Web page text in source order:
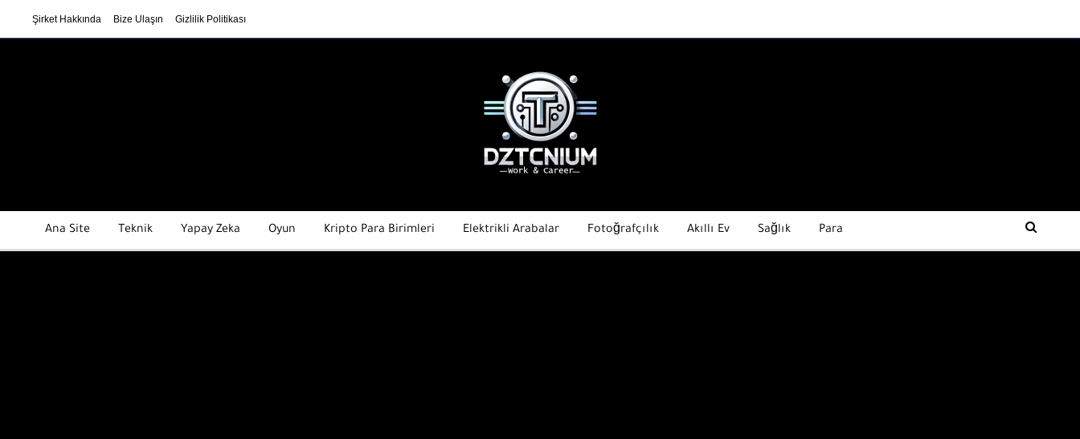
Şirket Hakkında Bize Ulaşın Gizlilik Politikası
Ana Site Teknik Yapay Zeka Oyun Kripto Para Birimleri Elektrikli Arabalar Fotoğrafçılık Akıllı Ev Sağlık Para